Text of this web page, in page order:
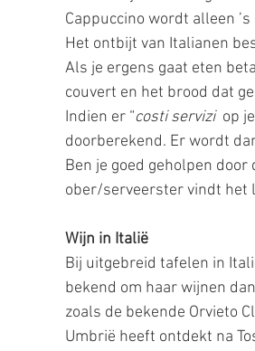
Cappuccino wordt alleen
Het ontbijt van Italianen
Als je ergens gaat eten
couvert en het brood dat
Indien er “costi servizi op
doorberekend. Er wordt
Ben je goed geholpen door
ober/serveerster vindt het
Wijn in Italië
Bij uitgebreid tafelen in
bekend om haar wijnen
zoals de bekende Orvieto
Umbrië heeft ontdekt na